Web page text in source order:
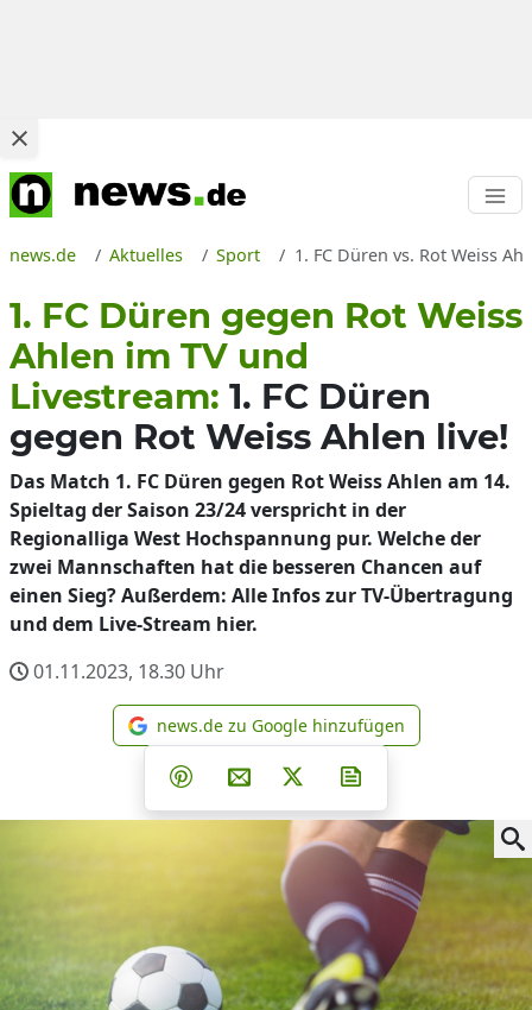
news.de Aktuelles Sport 1. FC Düren vs. Rot Weiss
1. FC Düren gegen Rot Weiss
Ahlen im TV und
Livestream: 1. FC Düren
gegen Rot Weiss Ahlen live!
Das Match 1. FC Düren gegen Rot Weiss Ahlen am 14.
Spieltag der Saison 23/24 verspricht in der
Regionalliga West Hochspannung pur. Welche der
zwei Mannschaften hat die besseren Chancen auf
einen Sieg? Außerdem: Alle Infos zur TV-Übertragung
und dem Live-Stream hier.
01.11.2023, 18.30 Uhr
news.de zu Google
news.de zu Google hinzufügen
Teilen auf Facebook
Teilen auf Whatsapp
Teilen auf Telegram
Teilen auf Pinterest
Per E-Mail teilen
Post auf X